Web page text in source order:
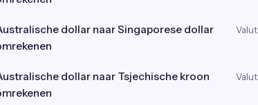
dollar naar Singaporese dollar
dollar naar Tsjechische kroon